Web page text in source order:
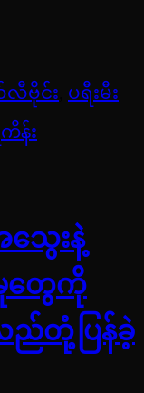
လီဗိုင်း ပရီးမီး
န်း
ေးနဲ့
မှုတွေကို
တုံ့ပြန်ခဲ့